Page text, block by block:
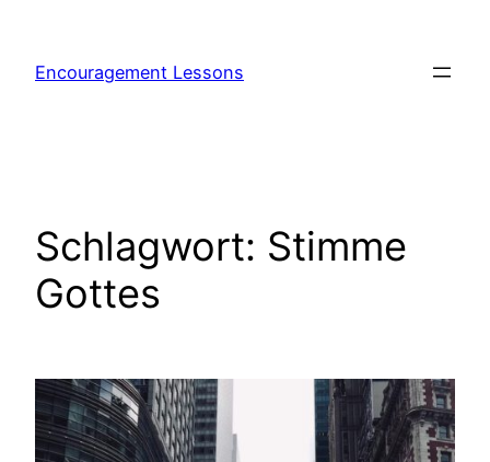
Encouragement Lessons
Schlagwort: Stimme
Gottes